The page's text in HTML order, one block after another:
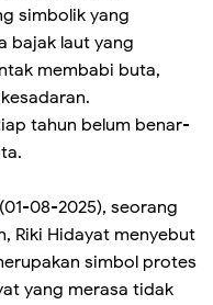
simbolik yang
bajak laut yang
membabi buta,
tahun belum benar-
08-2025), seorang
Riki Hidayat menyebut
simbol protes
yang merasa tidak